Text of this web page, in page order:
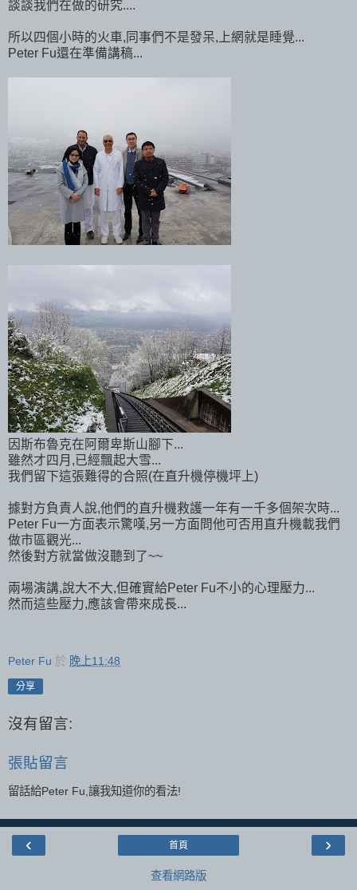
談談我們在做的研究....
所以四個小時的火車,同事們不是發呆,上網就是睡覺...
Peter Fu還在準備講稿...
因斯布魯克在阿爾卑斯山腳下...
雖然才四月,已經飄起大雪...
我們留下這張難得的合照(在直升機停機坪上)
據對方負責人說,他們的直升機救護一年有一千多個架次時...
Peter Fu一方面表示驚嘆,另一方面問他可否用直升機載我們
做市區觀光...
然後對方就當做沒聽到了~~
兩場演講,說大不大,但確實給Peter Fu不小的心理壓力...
然而這些壓力,應該會帶來成長...
Peter Fu 於 晚上11:48
分享
沒有留言:
張貼留言
留話給Peter Fu,讓我知道你的看法!
‹ ›
首頁
查看網路版